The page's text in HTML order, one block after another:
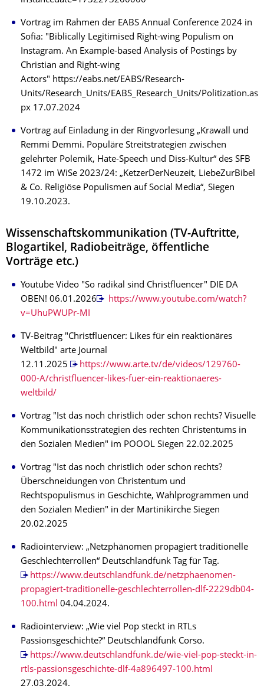
Vortrag im Rahmen der EABS Annual Conference 2024 in
Sofia: "Biblically Legitimised Right-wing Populism on
Instagram. An Example-based Analysis of Postings by
Christian and Right-wing
Actors" https://eabs.net/EABS/Research-
Units/Research_Units/EABS_Research_Units/Politization.as
px 17.07.2024
Vortrag auf Einladung in der Ringvorlesung „Krawall und
Remmi Demmi. Populäre Streitstrategien zwischen
gelehrter Polemik, Hate-Speech und Diss-Kultur“ des SFB
1472 im WiSe 2023/24: „KetzerDerNeuzeit, LiebeZurBibel
& Co. Religiöse Populismen auf Social Media“, Siegen
19.10.2023.
Wissenschaftskommunikation (TV-Auftritte,
Blogartikel, Radiobeiträge, öffentliche
Vorträge etc.)
Youtube Video "So radikal sind Christfluencer" DIE DA
OBEN! 06.01.2026
https://www.youtube.com/watch?
v=UhuPWUPr-MI
TV-Beitrag "Christfluencer: Likes für ein reaktionäres
Weltbild" arte Journal
12.11.2025
https://www.arte.tv/de/videos/129760-
000-A/christfluencer-likes-fuer-ein-reaktionaeres-
weltbild/
Vortrag "Ist das noch christlich oder schon rechts? Visuelle
Kommunikationsstrategien des rechten Christentums in
den Sozialen Medien" im POOOL Siegen 22.02.2025
Vortrag "Ist das noch christlich oder schon rechts?
Überschneidungen von Christentum und
Rechtspopulismus in Geschichte, Wahlprogrammen und
den Sozialen Medien" in der Martinikirche Siegen
20.02.2025
Radiointerview: „Netzphänomen propagiert traditionelle
Geschlechterrollen“ Deutschlandfunk Tag für Tag.
https://www.deutschlandfunk.de/netzphaenomen-
propagiert-traditionelle-geschlechterrollen-dlf-2229db04-
100.html 04.04.2024.
Radiointerview: „Wie viel Pop steckt in RTLs
Passionsgeschichte?“ Deutschlandfunk Corso.
https://www.deutschlandfunk.de/wie-viel-pop-steckt-in-
rtls-passionsgeschichte-dlf-4a896497-100.html
27.03.2024.